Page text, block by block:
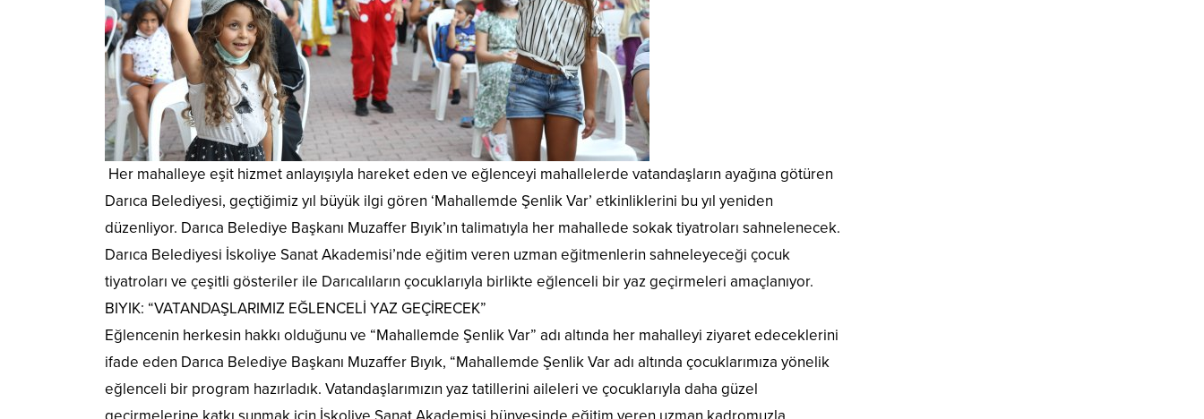
Her mahalleye eşit hizmet anlayışıyla hareket eden ve eğlenceyi mahallelerde vatandaşların ayağına götüren
Darıca Belediyesi, geçtiğimiz yıl büyük ilgi gören ‘Mahallemde Şenlik Var’ etkinliklerini bu yıl yeniden
düzenliyor. Darıca Belediye Başkanı Muzaffer Bıyık’ın talimatıyla her mahallede sokak tiyatroları sahnelenecek.
Darıca Belediyesi İskoliye Sanat Akademisi’nde eğitim veren uzman eğitmenlerin sahneleyeceği çocuk
tiyatroları ve çeşitli gösteriler ile Darıcalıların çocuklarıyla birlikte eğlenceli bir yaz geçirmeleri amaçlanıyor.
BIYIK: “VATANDAŞLARIMIZ EĞLENCELİ YAZ GEÇİRECEK”
Eğlencenin herkesin hakkı olduğunu ve “Mahallemde Şenlik Var” adı altında her mahalleyi ziyaret edeceklerini
ifade eden Darıca Belediye Başkanı Muzaffer Bıyık, “Mahallemde Şenlik Var adı altında çocuklarımıza yönelik
eğlenceli bir program hazırladık. Vatandaşlarımızın yaz tatillerini aileleri ve çocuklarıyla daha güzel